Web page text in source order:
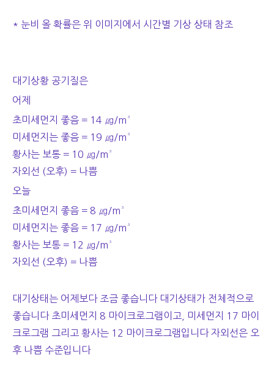
* 눈비 올 확률은 위 이미지에서 시간별 기상 상태 참조
대기상황 공기질은
어제
초미세먼지 좋음 = 14 ㎍/m³
미세먼지는 좋음 = 19 ㎍/m³
황사는 보통 = 10 ㎍/m³
자외선 (오후) = 나쁨
오늘
초미세먼지 좋음 = 8 ㎍/m³
미세먼지는 좋음 = 17 ㎍/m³
황사는 보통 = 12 ㎍/m³
자외선 (오후) = 나쁨
대기상태는 어제보다 조금 좋습니다 대기상태가 전체적으로
좋습니다 초미세먼지 8 마이크로그램이고, 미세먼지 17 마이
크로그램 그리고 황사는 12 마이크로그램입니다 자외선은 오
후 나쁨 수준입니다